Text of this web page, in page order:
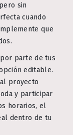
sin
cuando
que
parte de tus
editable.
proyecto
y participar
horarios, el
dentro de tu